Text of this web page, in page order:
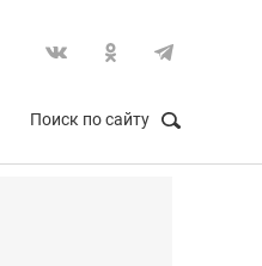
Поиск по сайту